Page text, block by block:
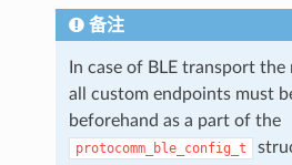
备注
In case of BLE transport
all custom endpoints must
beforehand as a part of the
protocomm_ble_config_t